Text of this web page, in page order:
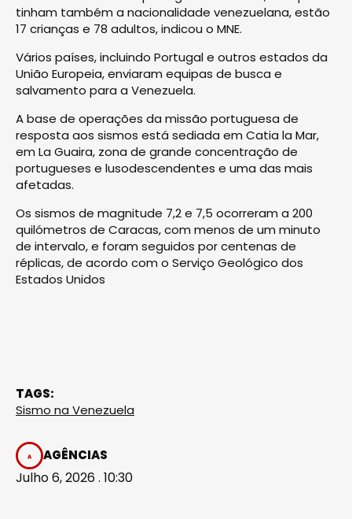
tinham também a nacionalidade venezuelana, estão
17 crianças e 78 adultos, indicou o MNE.
Vários países, incluindo Portugal e outros estados da
União Europeia, enviaram equipas de busca e
salvamento para a Venezuela.
A base de operações da missão portuguesa de
resposta aos sismos está sediada em Catia la Mar,
em La Guaira, zona de grande concentração de
portugueses e lusodescendentes e uma das mais
afetadas.
Os sismos de magnitude 7,2 e 7,5 ocorreram a 200
quilómetros de Caracas, com menos de um minuto
de intervalo, e foram seguidos por centenas de
réplicas, de acordo com o Serviço Geológico dos
Estados Unidos
TAGS:
Sismo na Venezuela
AGÊNCIAS
Julho 6, 2026 . 10:30